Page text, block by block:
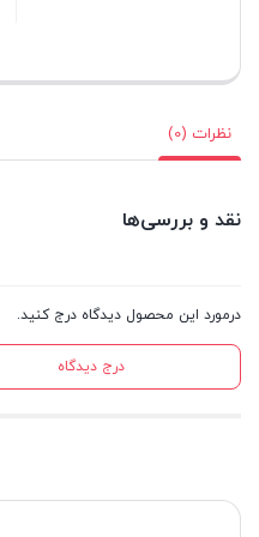
نظرات (0)
نقد و بررسی‌ها
درمورد این محصول دیدگاه درج کنید.
درج دیدگاه